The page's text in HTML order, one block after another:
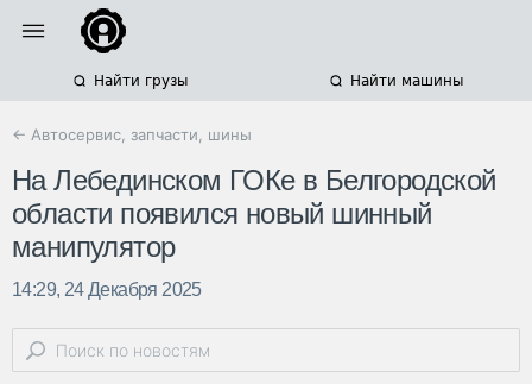
Найти грузы Найти машины
← Автосервис, запчасти, шины
На Лебединском ГОКе в Белгородской
области появился новый шинный
манипулятор
14:29, 24 Декабря 2025